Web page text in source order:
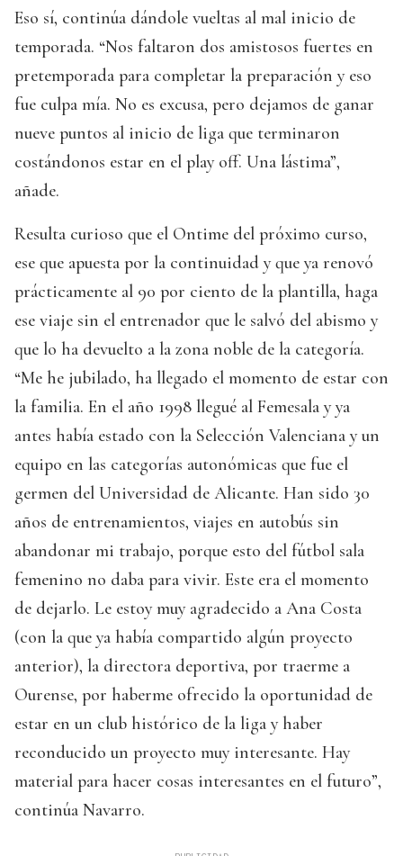
Eso sí, continúa dándole vueltas al mal inicio de
temporada. “Nos faltaron dos amistosos fuertes en
pretemporada para completar la preparación y eso
fue culpa mía. No es excusa, pero dejamos de ganar
nueve puntos al inicio de liga que terminaron
costándonos estar en el play off. Una lástima”,
añade.
Resulta curioso que el Ontime del próximo curso,
ese que apuesta por la continuidad y que ya renovó
prácticamente al 90 por ciento de la plantilla, haga
ese viaje sin el entrenador que le salvó del abismo y
que lo ha devuelto a la zona noble de la categoría.
“Me he jubilado, ha llegado el momento de estar con
la familia. En el año 1998 llegué al Femesala y ya
antes había estado con la Selección Valenciana y un
equipo en las categorías autonómicas que fue el
germen del Universidad de Alicante. Han sido 30
años de entrenamientos, viajes en autobús sin
abandonar mi trabajo, porque esto del fútbol sala
femenino no daba para vivir. Este era el momento
de dejarlo. Le estoy muy agradecido a Ana Costa
(con la que ya había compartido algún proyecto
anterior), la directora deportiva, por traerme a
Ourense, por haberme ofrecido la oportunidad de
estar en un club histórico de la liga y haber
reconducido un proyecto muy interesante. Hay
material para hacer cosas interesantes en el futuro”,
continúa Navarro.